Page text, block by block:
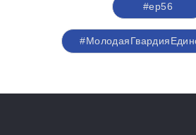
#ер56